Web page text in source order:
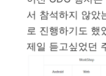
서 참석하지 않았
로 진행하기도 했
제일 듣고싶었던